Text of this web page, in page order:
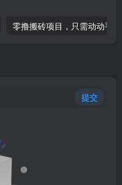
提交